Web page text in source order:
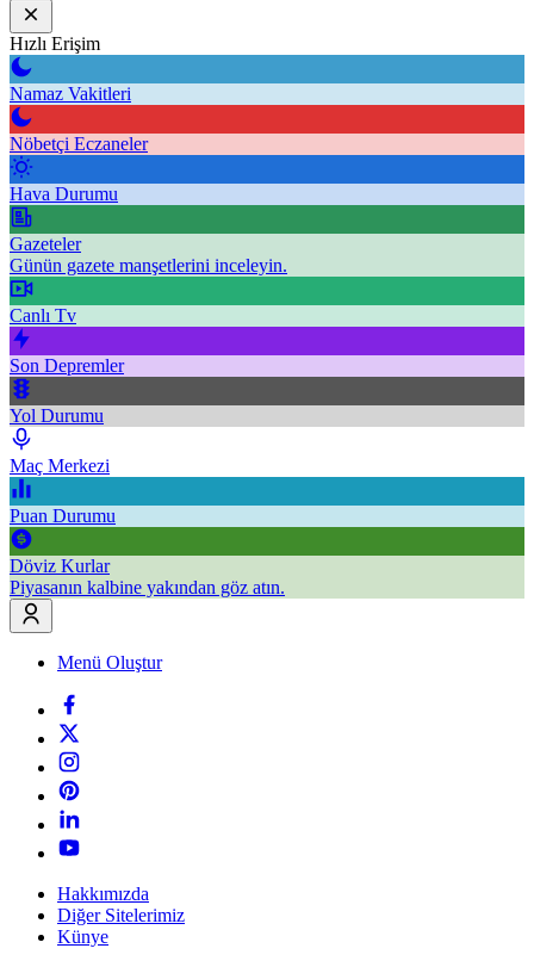
Hızlı Erişim
Namaz Vakitleri
Nöbetçi Eczaneler
Hava Durumu
Gazeteler
Günün gazete manşetlerini inceleyin.
Canlı Tv
Son Depremler
Yol Durumu
Maç Merkezi
Puan Durumu
Döviz Kurlar
Piyasanın kalbine yakından göz atın.
Menü Oluştur
Hakkımızda
Diğer Sitelerimiz
Künye